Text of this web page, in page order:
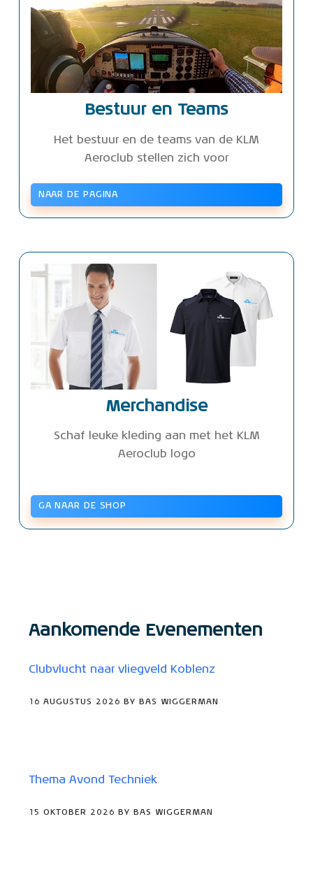
Bestuur en Teams
Het bestuur en de teams van de KLM
Aeroclub stellen zich voor
NAAR DE PAGINA
Merchandise
Schaf leuke kleding aan met het KLM
Aeroclub logo
GA NAAR DE SHOP
Aankomende Evenementen
Clubvlucht naar vliegveld Koblenz
16 AUGUSTUS 2026 BY BAS WIGGERMAN
Thema Avond Techniek
15 OKTOBER 2026 BY BAS WIGGERMAN